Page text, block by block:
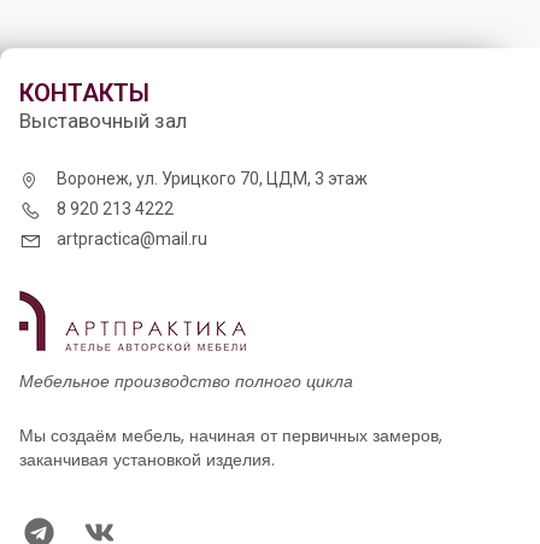
КОНТАКТЫ
Выставочный зал
Воронеж, ул. Урицкого 70, ЦДМ, 3 этаж
8 920 213 4222
artpractica@mail.ru
Мебельное производство полного цикла
Мы создаём мебель, начиная от первичных замеров,
заканчивая установкой изделия.